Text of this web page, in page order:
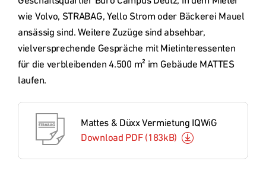
wie Volvo, STRABAG, Yello Strom oder Bäckerei Mauel
ansässig sind. Weitere Zuzüge sind absehbar,
vielversprechende Gespräche mit Mietinteressenten
für die verbleibenden 4.500 m² im Gebäude MATTES
laufen.
Mattes & Düxx Vermietung IQWiG
Download PDF (183kB)